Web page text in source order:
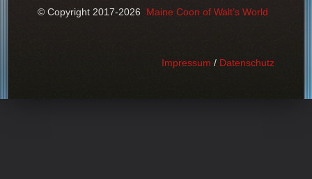
© Copyright 2017-2026 Maine Coon of Walt’s World
Impressum / Datenschutz